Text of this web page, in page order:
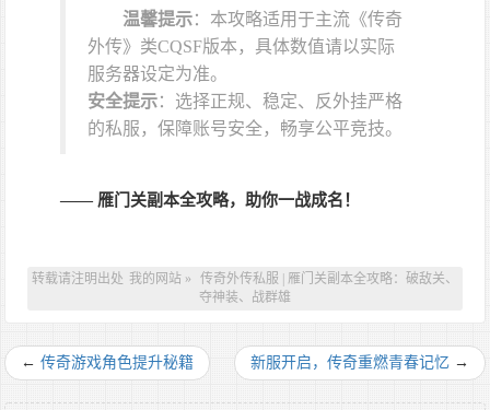
温馨提示：本攻略适用于主流《传奇
外传》类CQSF版本，具体数值请以实际
服务器设定为准。
安全提示：选择正规、稳定、反外挂严格
的私服，保障账号安全，畅享公平竞技。
—— 雁门关副本全攻略，助你一战成名！
转载请注明出处 我的网站 »
传奇外传私服 | 雁门关副本全攻略：破敌关、
夺神装、战群雄
←传奇游戏角色提升秘籍 新服开启，传奇重燃青春记忆→